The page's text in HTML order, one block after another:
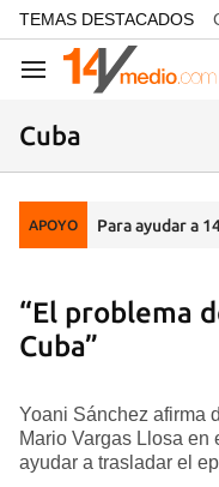
common.go-to-content
TEMAS DESTACADOS
Navegación
Cuba
APOYO Para ayudar a
“El problema
Cuba”
Yoani Sánchez afirma
Mario Vargas Llosa en
ayudar a trasladar el